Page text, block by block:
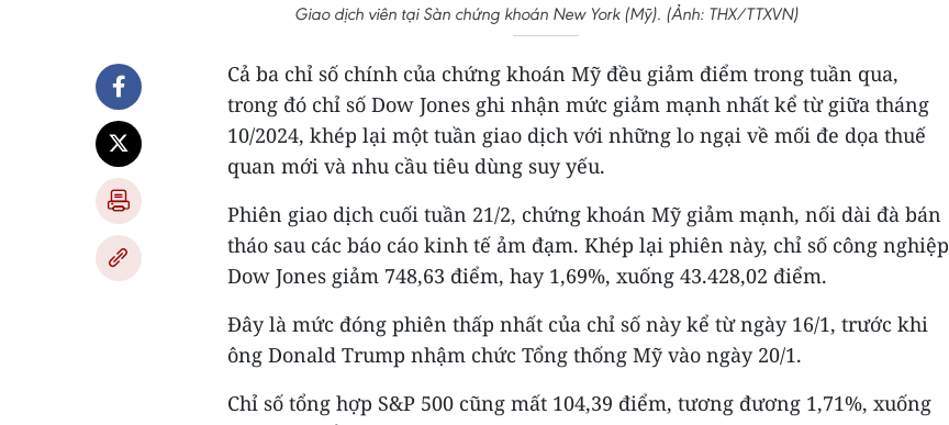
Giao dịch viên tại Sàn chứng khoán New York (Mỹ). (Ảnh: THX/TTXVN)
Cả ba chỉ số chính của chứng khoán Mỹ đều giảm điểm trong tuần qua,
trong đó chỉ số Dow Jones ghi nhận mức giảm mạnh nhất kể từ giữa tháng
10/2024, khép lại một tuần giao dịch với những lo ngại về mối đe dọa thuế
quan mới và nhu cầu tiêu dùng suy yếu.
Phiên giao dịch cuối tuần 21/2, chứng khoán Mỹ giảm mạnh, nối dài đà bán
tháo sau các báo cáo kinh tế ảm đạm. Khép lại phiên này, chỉ số công nghiệp
Dow Jones giảm 748,63 điểm, hay 1,69%, xuống 43.428,02 điểm.
Đây là mức đóng phiên thấp nhất của chỉ số này kể từ ngày 16/1, trước khi
ông Donald Trump nhậm chức Tổng thống Mỹ vào ngày 20/1.
Chỉ số tổng hợp S&P 500 cũng mất 104,39 điểm, tương đương 1,71%, xuống